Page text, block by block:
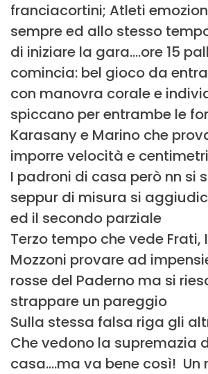
franciacortini; Atleti
sempre ed allo stesso
di iniziare la gara….ore 15
comincia: bel gioco da
con manovra corale e
spiccano per entrambe le
Karasany e Marino che
imporre velocità e centimetri
I padroni di casa però nn si
seppur di misura si
ed il secondo parziale
Terzo tempo che vede Frati,
Mozzoni provare ad
rosse del Paderno ma si
strappare un pareggio
Sulla stessa falsa riga gli
Che vedono la supremazia
casa….ma va bene così! Un